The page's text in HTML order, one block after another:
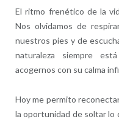
El ritmo frenético de la
Nos olvidamos de
nuestros pies y de
naturaleza siempre
acogernos con su calma
Hoy me permito
la oportunidad de soltar lo